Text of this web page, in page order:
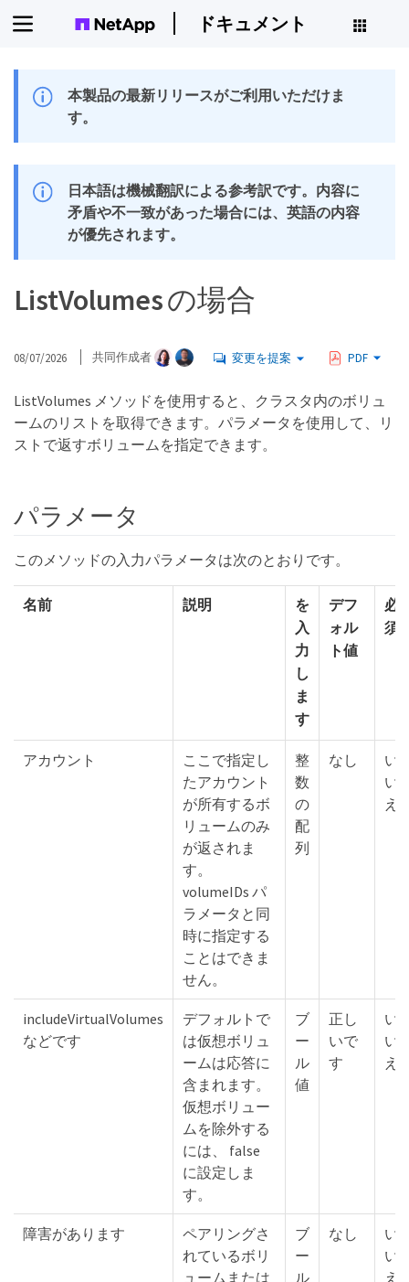
ドキュメント
本製品の最新リリースがご利用いただけま
す。
日本語は機械翻訳による参考訳です。内容に
矛盾や不一致があった場合には、英語の内容
が優先されます。
ListVolumes の場合
08/07/2026 共同作成者 変更を提案 PDF
ListVolumes メソッドを使用すると、クラスタ内のボリュ
ームのリストを取得できます。パラメータを使用して、リ
ストで返すボリュームを指定できます。
パラメータ
このメソッドの入力パラメータは次のとおりです。
名前 説明
を
入
力
し
ま
す
デフ
ォル
ト値
必
須
アカウント
ここで指定し
たアカウント
が所有するボ
リュームのみ
が返されま
す。
volumeIDs パ
ラメータと同
時に指定する
ことはできま
せん。
整
数
の
配
列
なし
い
い
え
includeVirtualVolumes
などです
デフォルトで
は仮想ボリュ
ームは応答に
含まれます。
仮想ボリュー
ムを除外する
には、 false
に設定しま
す。
ブ
ー
ル
値
正し
いで
す
い
い
え
障害があります
ペアリングさ
れているボリ
ュームまたは
ブ
ー
ル
なし
い
い
え